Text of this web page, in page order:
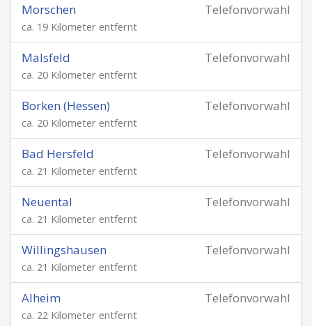
Telefonvorwahl
Morschen
ca. 19 Kilometer entfernt
Telefonvorwahl
Malsfeld
ca. 20 Kilometer entfernt
Telefonvorwahl
Borken (Hessen)
ca. 20 Kilometer entfernt
Telefonvorwahl
Bad Hersfeld
ca. 21 Kilometer entfernt
Telefonvorwahl
Neuental
ca. 21 Kilometer entfernt
Telefonvorwahl
Willingshausen
ca. 21 Kilometer entfernt
Telefonvorwahl
Alheim
ca. 22 Kilometer entfernt